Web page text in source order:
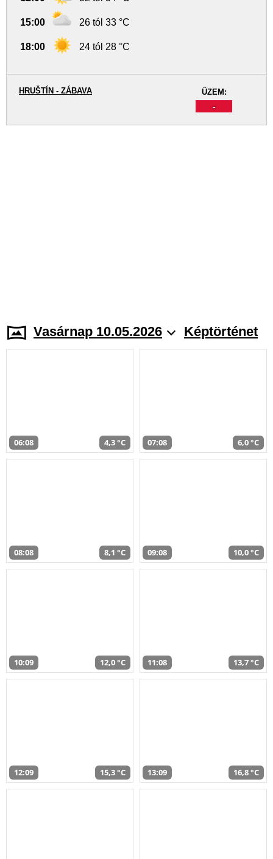
15:00 26 tól 33 °C
18:00 24 tól 28 °C
ŰZEM:
-
HRUŠTÍN - ZÁBAVA
Vasárnap 10.05.2026 Képtörténet
06:08 4,3 °C 07:08 6,0 °C
08:08 8,1 °C 09:08 10,0 °C
10:09 12,0 °C 11:08 13,7 °C
12:09 15,3 °C 13:09 16,8 °C